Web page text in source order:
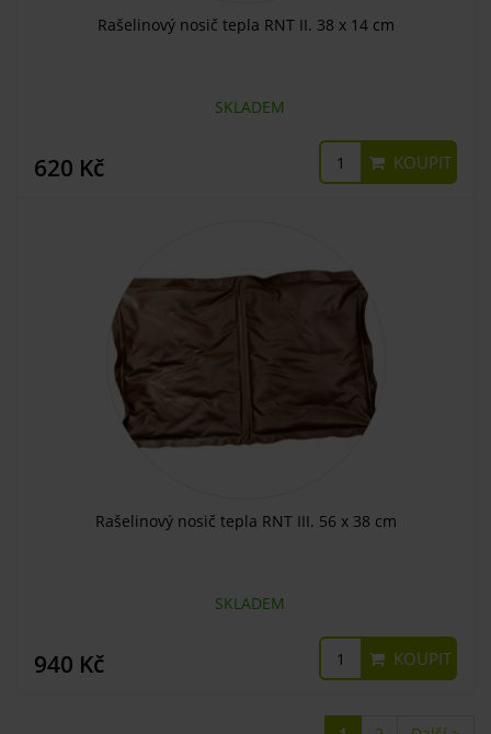
Rašelinový nosič tepla RNT II. 38 x 14 cm
SKLADEM
620 Kč KOUPIT
Rašelinový nosič tepla RNT III. 56 x 38 cm
SKLADEM
940 Kč KOUPIT